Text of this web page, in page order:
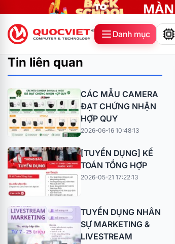
Danh mục
Tin liên quan
CÁC MẪU CAMERA
ĐẠT CHỨNG NHẬN
HỢP QUY
2026-06-16 10:48:13
[TUYỂN DỤNG] KẾ
TOÁN TỔNG HỢP
2026-05-21 17:22:13
TUYỂN DỤNG NHÂN
SỰ MARKETING &
LIVESTREAM